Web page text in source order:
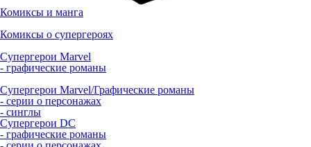
Комиксы и манга
Комиксы о супергероях
Супергерои Marvel
- графические романы
Супергерои Marvel/Графические романы
- серии о персонажах
- синглы
Супергерои DC
- графические романы